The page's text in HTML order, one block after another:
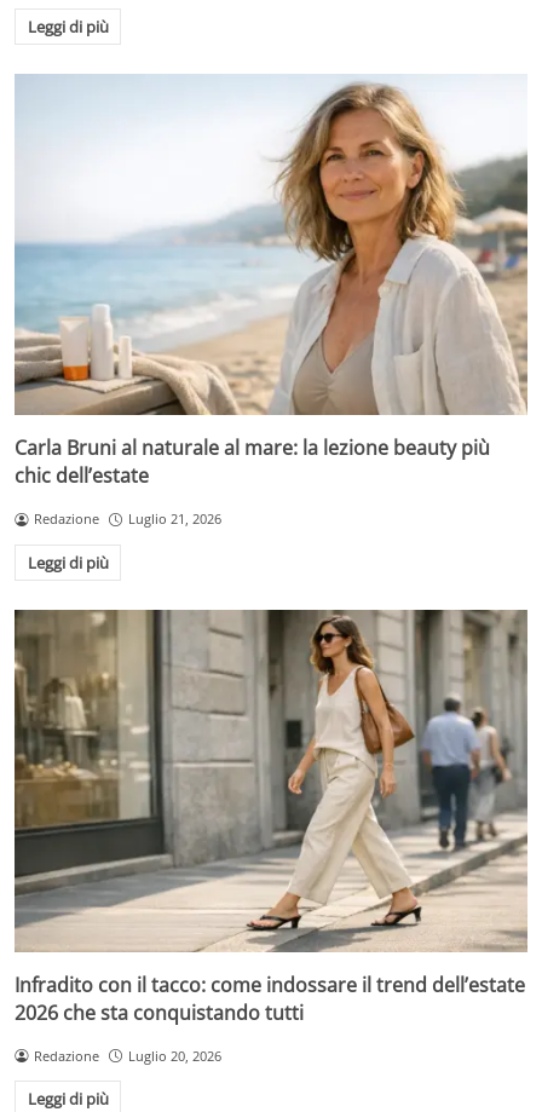
Leggi di più
Carla Bruni al naturale al mare: la lezione beauty più
chic dell’estate
Redazione Luglio 21, 2026
Leggi di più
Infradito con il tacco: come indossare il trend dell’estate
2026 che sta conquistando tutti
Redazione Luglio 20, 2026
Leggi di più